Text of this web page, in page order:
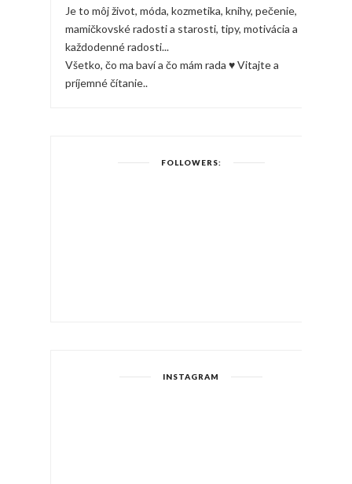
Je to môj život, móda, kozmetika, knihy, pečenie,
mamičkovské radosti a starosti, tipy, motivácia a
každodenné radosti...
Všetko, čo ma baví a čo mám rada ♥ Vitajte a
príjemné čítanie..
FOLLOWERS:
INSTAGRAM